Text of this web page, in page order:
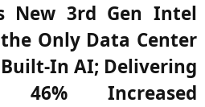
New 3rd Gen Intel
Only Data Center
In AI; Delivering
Increased